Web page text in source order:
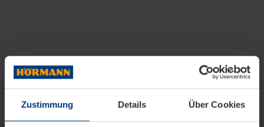
Zustimmung Details Über Cookies